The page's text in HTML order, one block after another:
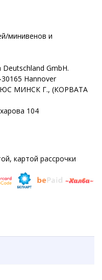
минивенов и
GmbH.
Hannover
МИНСК Г., (КОРВАТА
104
картой рассрочки